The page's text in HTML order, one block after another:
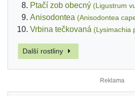
Ptačí zob obecný (Ligustrum
Anisodontea (Anisodontea
Vrbina tečkovaná (Lysimachia
Další rostliny